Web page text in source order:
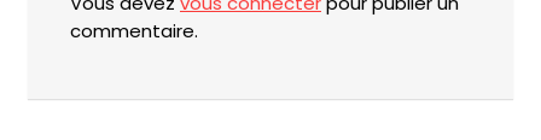
commentaire.